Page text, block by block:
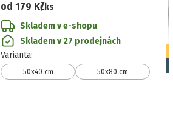
od 179 Kč/ks
Skladem v e-shopu
Skladem v 27 prodejnách
Varianta:
50x40 cm 50x80 cm